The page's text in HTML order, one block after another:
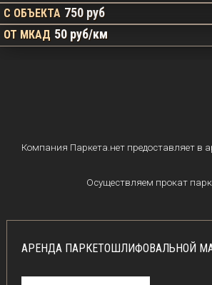
С ОБЪЕКТА 750 руб
ОТ МКАД 50 руб/км
Компания Паркета.нет предоставляет в
Осуществляем прокат
АРЕНДА ПАРКЕТОШЛИФОВАЛЬНОЙ